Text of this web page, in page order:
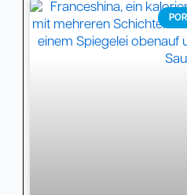
SeiteSeiteSeiteSeiteSeiteSeiteSeite
SeiteSeite